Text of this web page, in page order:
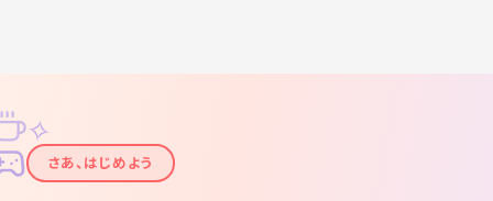
✦
✧
さあ、はじめよう